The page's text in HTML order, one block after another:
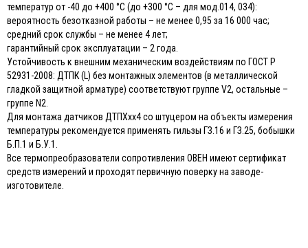
температур от -40 до +400 °С (до +300 °С – для мод.014, 034):
вероятность безотказной работы – не менее 0,95 за 16 000 час;
средний срок службы – не менее 4 лет;
гарантийный срок эксплуатации – 2 года.
Устойчивость к внешним механическим воздействиям по ГОСТ Р
52931-2008: ДТПК (L) без монтажных элементов (в металлической
гладкой защитной арматуре) соответствуют группе V2, остальные –
группе N2.
Для монтажа датчиков ДТПХхх4 со штуцером на объекты измерения
температуры рекомендуется применять гильзы ГЗ.16 и ГЗ.25, бобышки
Б.П.1 и Б.У.1.
Все термопреобразователи сопротивления ОВЕН имеют сертификат
средств измерений и проходят первичную поверку на заводе-
изготовителе.